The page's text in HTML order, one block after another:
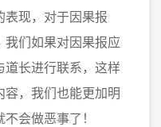
现，对于因果报
我们如果对因果报应
道长进行联系，这样
，我们也能更加明
会做恶事了！